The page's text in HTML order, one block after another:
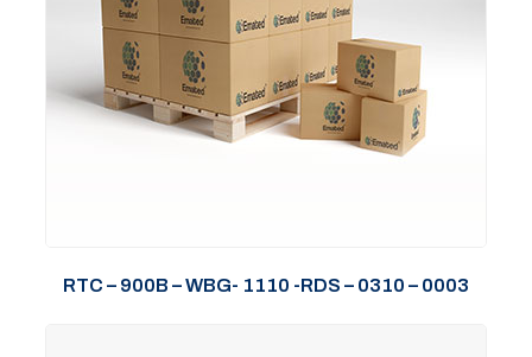
RTC – 900B – WBG- 1110 -RDS – 0310 – 0003